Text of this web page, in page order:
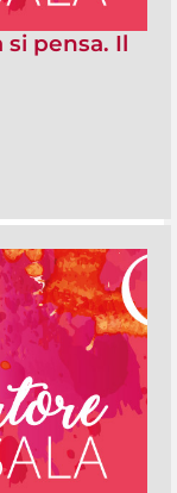
si pensa. Il